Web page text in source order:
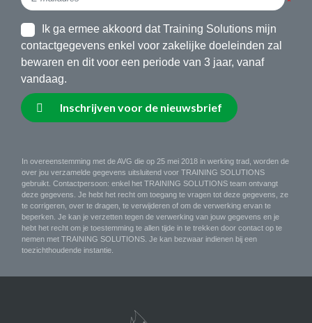
Ik ga ermee akkoord dat Training Solutions mijn
contactgegevens enkel voor zakelijke doeleinden zal
bewaren en dit voor een periode van 3 jaar, vanaf
vandaag.
Inschrijven voor de nieuwsbrief
In overeenstemming met de AVG die op 25 mei 2018 in werking trad, worden de
over jou verzamelde gegevens uitsluitend voor TRAINING SOLUTIONS
gebruikt. Contactpersoon: enkel het TRAINING SOLUTIONS team ontvangt
deze gegevens. Je hebt het recht om toegang te vragen tot deze gegevens, ze
te corrigeren, over te dragen, te verwijderen of om de verwerking ervan te
beperken. Je kan je verzetten tegen de verwerking van jouw gegevens en je
hebt het recht om je toestemming te allen tijde in te trekken door contact op te
nemen met TRAINING SOLUTIONS. Je kan bezwaar indienen bij een
toezichthoudende instantie.